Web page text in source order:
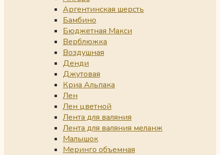
Аргентинская шерсть
Бамбино
Бюджетная Макси
Верблюжка
Воздушная
Денди
Джутовая
Криа Альпака
Лен
Лен цветной
Лента для валяния
Лента для валяния меланж
Малышок
Меринго объемная